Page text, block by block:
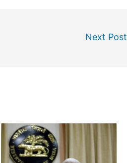
Next Post